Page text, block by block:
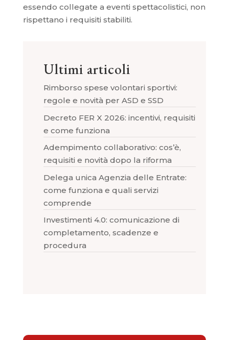
essendo collegate a eventi spettacolistici, non
rispettano i requisiti stabiliti.
Ultimi articoli
Rimborso spese volontari sportivi:
regole e novità per ASD e SSD
Decreto FER X 2026: incentivi, requisiti
e come funziona
Adempimento collaborativo: cos’è,
requisiti e novità dopo la riforma
Delega unica Agenzia delle Entrate:
come funziona e quali servizi
comprende
Investimenti 4.0: comunicazione di
completamento, scadenze e
procedura